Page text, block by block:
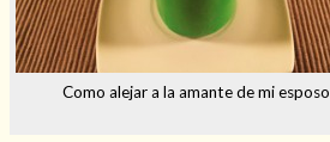
Como alejar a la amante de mi esposo